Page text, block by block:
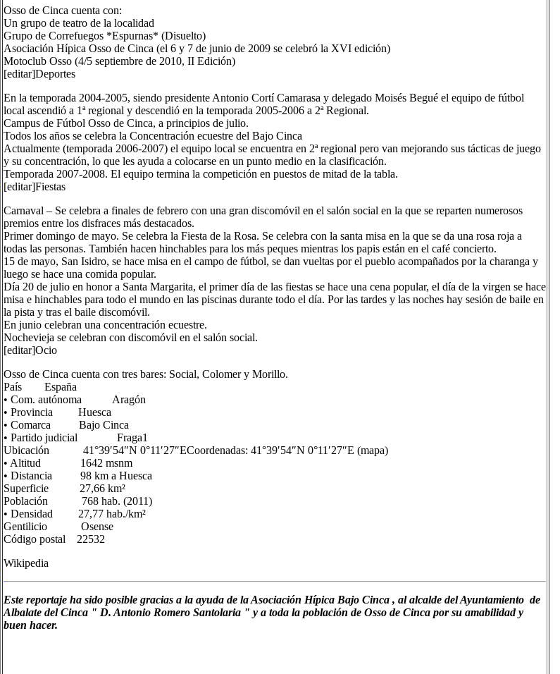
Osso de Cinca cuenta con:
Un grupo de teatro de la localidad
Grupo de Correfuegos *Espurnas* (Disuelto)
Asociación Hípica Osso de Cinca (el 6 y 7 de junio de 2009 se celebró la XVI edición)
Motoclub Osso (4/5 septiembre de 2010, II Edición)
[editar]Deportes
En la temporada 2004-2005, siendo presidente Antonio Cortí Camarasa y delegado Moisés Begué el equipo de fútbol
local ascendió a 1ª regional y descendió en la temporada 2005-2006 a 2ª Regional.
Campus de Fútbol Osso de Cinca, a principios de julio.
Todos los años se celebra la Concentración ecuestre del Bajo Cinca
Actualmente (temporada 2006-2007) el equipo local se encuentra en 2ª regional pero van mejorando sus tácticas de juego
y su concentración, lo que les ayuda a colocarse en un punto medio en la clasificación.
Temporada 2007-2008. El equipo termina la competición en puestos de mitad de la tabla.
[editar]Fiestas
Carnaval – Se celebra a finales de febrero con una gran discomóvil en el salón social en la que se reparten numerosos
premios entre los disfraces más destacados.
Primer domingo de mayo. Se celebra la Fiesta de la Rosa. Se celebra con la santa misa en la que se da una rosa roja a
todas las personas. También hacen hinchables para los más peques mientras los papis están en el café concierto.
15 de mayo, San Isidro, se hace misa en el campo de fútbol, se dan vueltas por el pueblo acompañados por la charanga y
luego se hace una comida popular.
Día 20 de julio en honor a Santa Margarita, el primer día de las fiestas se hace una cena popular, el día de la virgen se hace
misa e hinchables para todo el mundo en las piscinas durante todo el día. Por las tardes y las noches hay sesión de baile en
la pista y tras el baile discomóvil.
En junio celebran una concentración ecuestre.
Nochevieja se celebran con discomóvil en el salón social.
[editar]Ocio
Osso de Cinca cuenta con tres bares: Social, Colomer y Morillo.
País España
• Com. autónoma Aragón
• Provincia Huesca
• Comarca Bajo Cinca
• Partido judicial Fraga1
Ubicación 41°39′54″N 0°11′27″ECoordenadas: 41°39′54″N 0°11′27″E (mapa)
• Altitud 1642 msnm
• Distancia 98 km a Huesca
Superficie 27,66 km²
Población 768 hab. (2011)
• Densidad 27,77 hab./km²
Gentilicio Osense
Código postal 22532
Wikipedia
Este reportaje ha sido posible gracias a la ayuda de la Asociación Hípica Bajo Cinca , al alcalde del Ayuntamiento de
Albalate del Cinca " D. Antonio Romero Santolaria " y a toda la población de Osso de Cinca por su amabilidad y
buen hacer.